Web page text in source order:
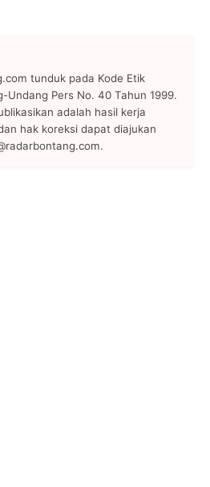
tunduk pada Kode Etik
Undang Pers No. 40 Tahun 1999.
adalah hasil kerja
hak koreksi dapat diajukan